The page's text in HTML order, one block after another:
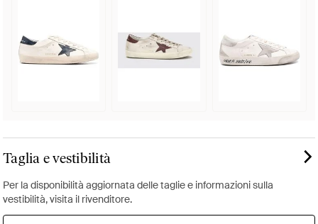
Taglia e vestibilità
Per la disponibilità aggiornata delle taglie e informazioni sulla
vestibilità, visita il rivenditore.